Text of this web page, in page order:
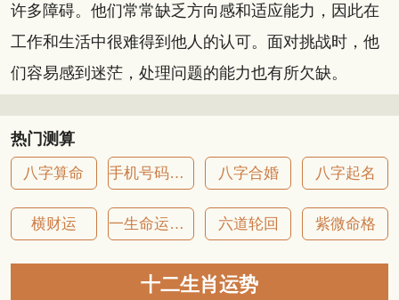
许多障碍。他们常常缺乏方向感和适应能力，因此在
工作和生活中很难得到他人的认可。面对挑战时，他
们容易感到迷茫，处理问题的能力也有所欠缺。
热门测算
八字算命 手机号码吉凶 八字合婚 八字起名
横财运 一生命运详批 六道轮回 紫微命格
十二生肖运势